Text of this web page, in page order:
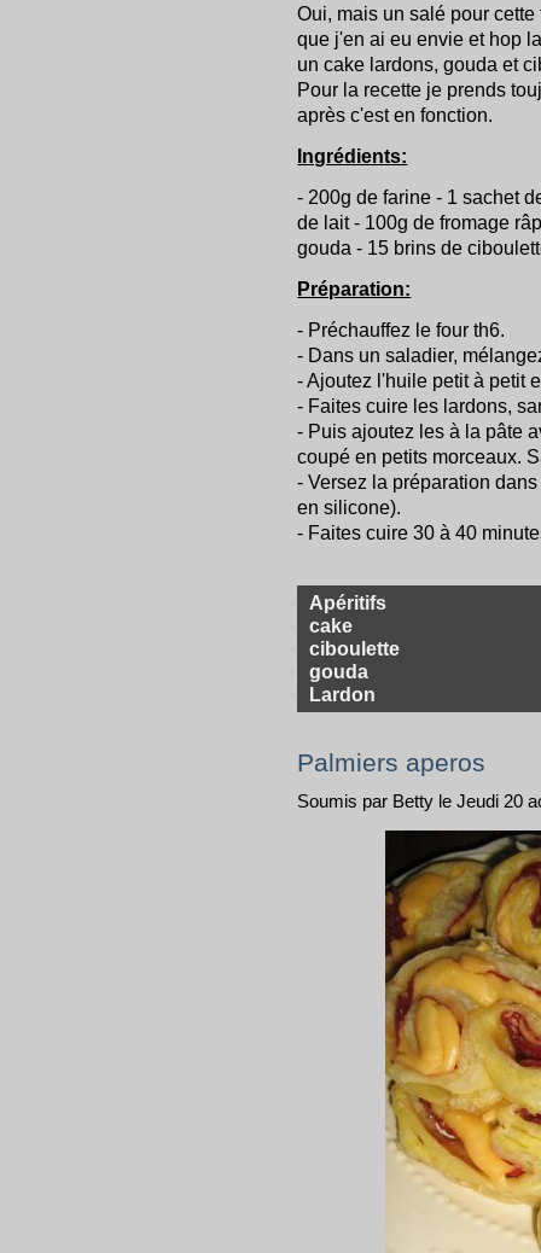
Oui, mais un salé pour
que j'en ai eu envie et hop
un cake lardons, gouda et
Pour la recette je prends
après c'est en fonction.
Ingrédients:
- 200g de farine - 1 sachet
de lait - 100g de fromage
gouda - 15 brins de
Préparation:
- Préchauffez le four th6.
- Dans un saladier,
- Ajoutez l'huile petit à petit
- Faites cuire les lardons,
- Puis ajoutez les à la pâte
coupé en petits morceaux.
- Versez la préparation
en silicone).
- Faites cuire 30 à 40
Apéritifs
cake
ciboulette
gouda
Lardon
Palmiers aperos
Soumis par Betty le Jeudi 20